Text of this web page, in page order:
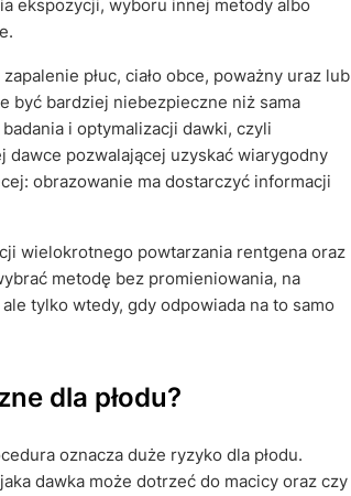
ekspozycji, wyboru innej metody albo
płuc, ciało obce, poważny uraz lub
być bardziej niebezpieczne niż sama
i optymalizacji dawki, czyli
pozwalającej uzyskać wiarygodny
obrazowanie ma dostarczyć informacji
wielokrotnego powtarzania rentgena oraz
metodę bez promieniowania, na
tylko wtedy, gdy odpowiada na to samo
dla płodu?
oznacza duże ryzyko dla płodu.
dawka może dotrzeć do macicy oraz czy